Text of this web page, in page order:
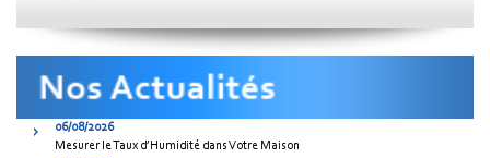
06/08/2026
Mesurer le Taux d’Humidité dans Votre Maison